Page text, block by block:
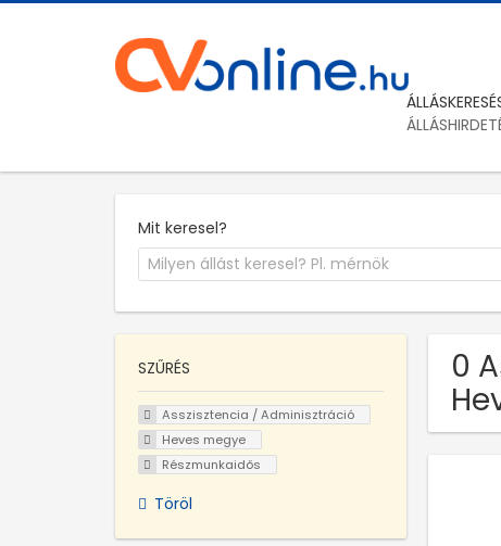
Mit keresel?
0
SZŰRÉS
Asszisztencia / Adminisztráció
Heves megye
Részmunkaidős
Töröl